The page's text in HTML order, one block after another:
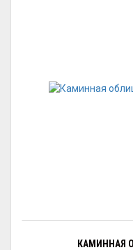
КАМИННАЯ